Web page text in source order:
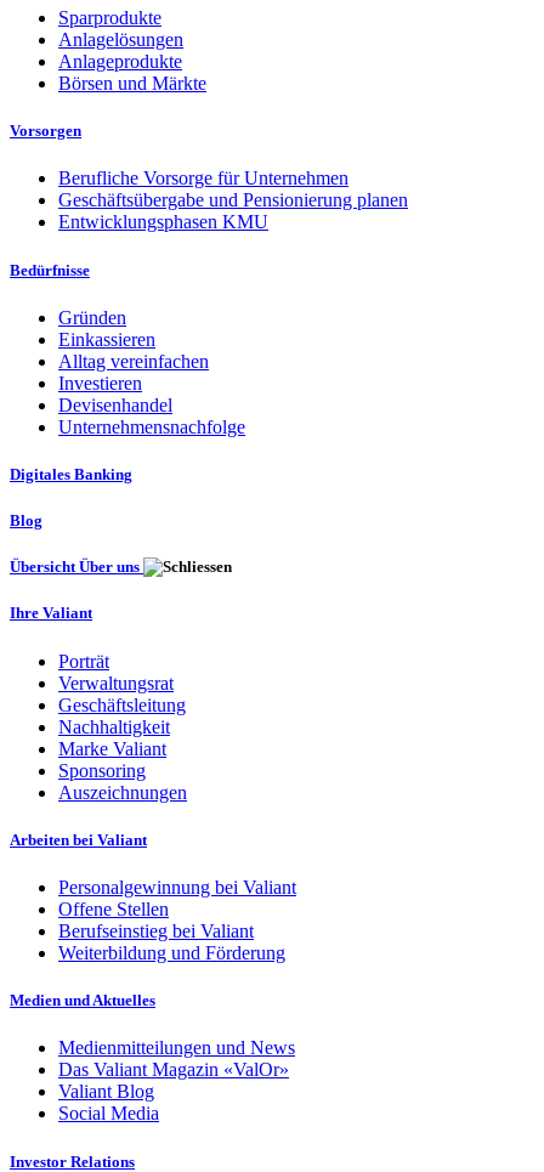
Sparprodukte
Anlagelösungen
Anlageprodukte
Börsen und Märkte
Vorsorgen
Berufliche Vorsorge für Unternehmen
Geschäftsübergabe und Pensionierung planen
Entwicklungsphasen KMU
Bedürfnisse
Gründen
Einkassieren
Alltag vereinfachen
Investieren
Devisenhandel
Unternehmensnachfolge
Digitales Banking
Blog
Übersicht Über uns
Ihre Valiant
Porträt
Verwaltungsrat
Geschäftsleitung
Nachhaltigkeit
Marke Valiant
Sponsoring
Auszeichnungen
Arbeiten bei Valiant
Personalgewinnung bei Valiant
Offene Stellen
Berufseinstieg bei Valiant
Weiterbildung und Förderung
Medien und Aktuelles
Medienmitteilungen und News
Das Valiant Magazin «ValOr»
Valiant Blog
Social Media
Investor Relations